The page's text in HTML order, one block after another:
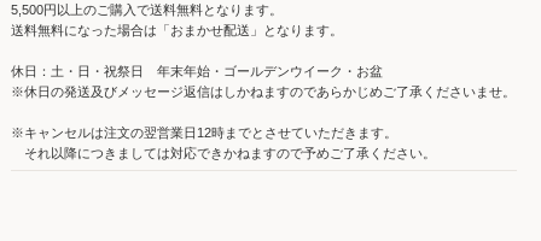
5,500円以上のご購入で送料無料となります。
送料無料になった場合は「おまかせ配送」となります。
休日：土・日・祝祭日 年末年始・ゴールデンウイーク・お盆
※休日の発送及びメッセージ返信はしかねますのであらかじめご了承くださいませ。
※キャンセルは注文の翌営業日12時までとさせていただきます。
それ以降につきましては対応できかねますので予めご了承ください。